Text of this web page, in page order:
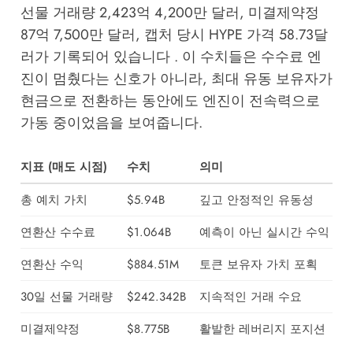
선물 거래량 2,423억 4,200만 달러, 미결제약정
87억 7,500만 달러, 캡처 당시 HYPE 가격 58.73달
러가 기록되어 있습니다 . 이 수치들은 수수료 엔
진이 멈췄다는 신호가 아니라, 최대 유동 보유자가
현금으로 전환하는 동안에도 엔진이 전속력으로
가동 중이었음을 보여줍니다.
지표 (매도 시점) 수치
의미
총 예치 가치
$5.94B
깊고 안정적인 유동성
연환산 수수료
$1.064B
예측이 아닌 실시간 수익
연환산 수익
$884.51M
토큰 보유자 가치 포획
30일 선물 거래량
$242.342B
지속적인 거래 수요
미결제약정
$8.775B 활발한 레버리지 포지션